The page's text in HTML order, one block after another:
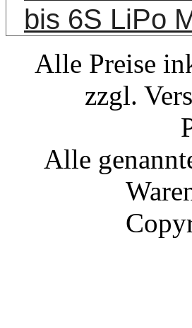
bis 6S LiPo
Alle Preise
zzgl.
Alle